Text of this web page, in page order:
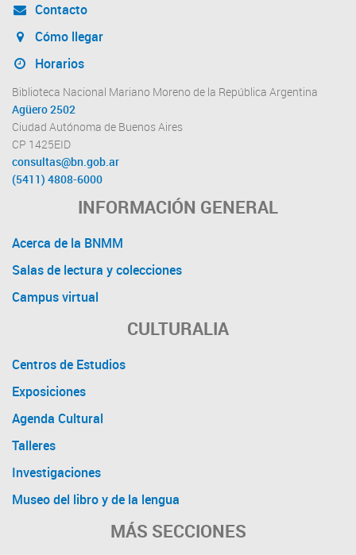
Contacto
Cómo llegar
Horarios
Biblioteca Nacional Mariano Moreno de la República Argentina
Agüero 2502
Ciudad Autónoma de Buenos Aires
CP 1425EID
consultas@bn.gob.ar
(5411) 4808-6000
INFORMACIÓN GENERAL
Acerca de la BNMM
Salas de lectura y colecciones
Campus virtual
CULTURALIA
Centros de Estudios
Exposiciones
Agenda Cultural
Talleres
Investigaciones
Museo del libro y de la lengua
MÁS SECCIONES